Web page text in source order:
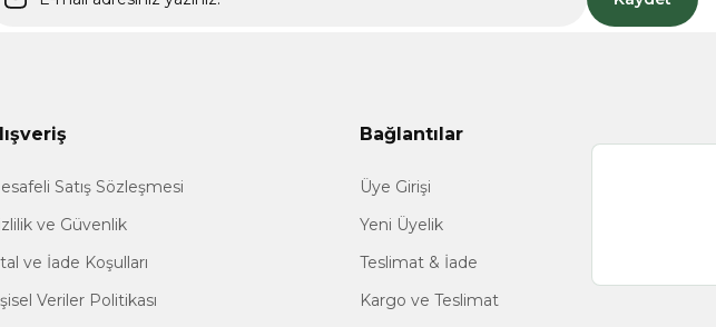
Satış Sözleşmesi
ve Güvenlik
ve İade Koşulları
Veriler Politikası
Bağlantılar
Üye Girişi
Yeni Üyelik
Teslimat & İade
Kargo ve Teslimat